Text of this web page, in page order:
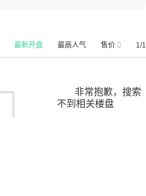
1/1
最新开盘 最高人气 售价
非常抱歉，搜索
不到相关楼盘